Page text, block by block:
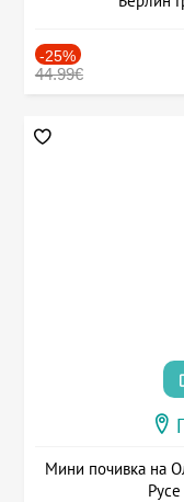
-25%
44.99€
Мини почивка на